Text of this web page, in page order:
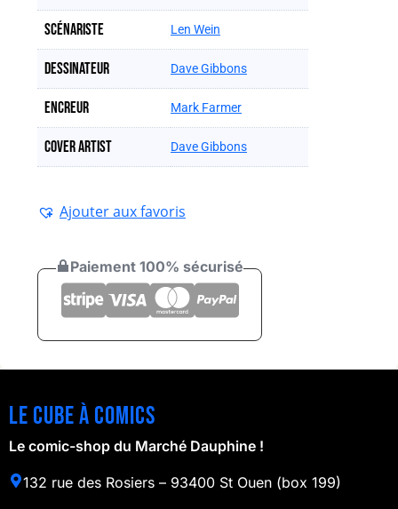
Scénariste Len Wein
Dessinateur Dave Gibbons
Encreur Mark Farmer
Cover artist Dave Gibbons
Ajouter aux favoris
Paiement 100% sécurisé
Le cube à comics
Le comic-shop du Marché Dauphine !
132 rue des Rosiers – 93400 St Ouen (box 199)